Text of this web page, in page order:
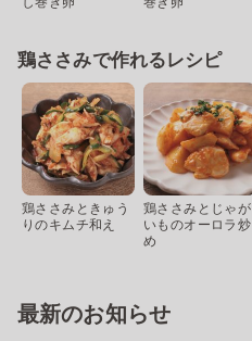
鶏ささみで作れるレシピ
鶏ささみときゅう
りのキムチ和え
鶏ささみとじゃが
いものオーロラ炒
め
最新のお知らせ